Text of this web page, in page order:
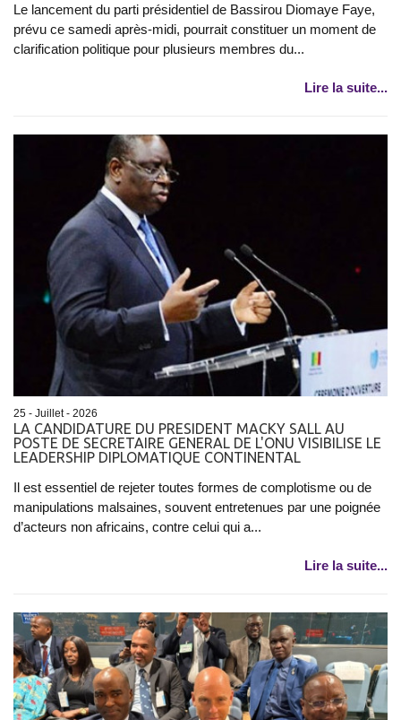
Le lancement du parti présidentiel de Bassirou Diomaye Faye,
prévu ce samedi après-midi, pourrait constituer un moment de
clarification politique pour plusieurs membres du...
Lire la suite...
25 - Juillet - 2026
LA CANDIDATURE DU PRESIDENT MACKY SALL AU
POSTE DE SECRETAIRE GENERAL DE L'ONU VISIBILISE LE
LEADERSHIP DIPLOMATIQUE CONTINENTAL
Il est essentiel de rejeter toutes formes de complotisme ou de
manipulations malsaines, souvent entretenues par une poignée
d’acteurs non africains, contre celui qui a...
Lire la suite...